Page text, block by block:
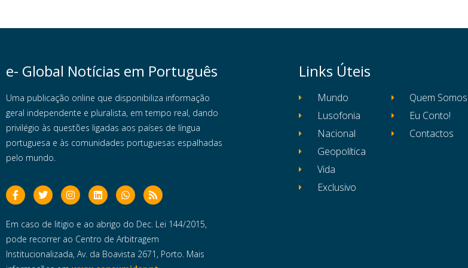
e- Global Notícias em Português
Uma publicação online que disponibiliza informação
geral independente e pluralista, em tempo real, dando
privilégio às questões ligadas aos países de língua
portuguesa e às comunidades portuguesas espalhadas
pelo mundo.
Em caso de litigio e ao abrigo do Dec. Lei 144/2015,
pode recorrer ao Centro de Arbitragem
Institucionalizada, Av. da Boavista 2671, Porto. Mais
Links Úteis
Mundo
Lusofonia
Nacional
Geopolítica
Vida
Exclusivo
Quem Somos
Eu Conto!
Contactos